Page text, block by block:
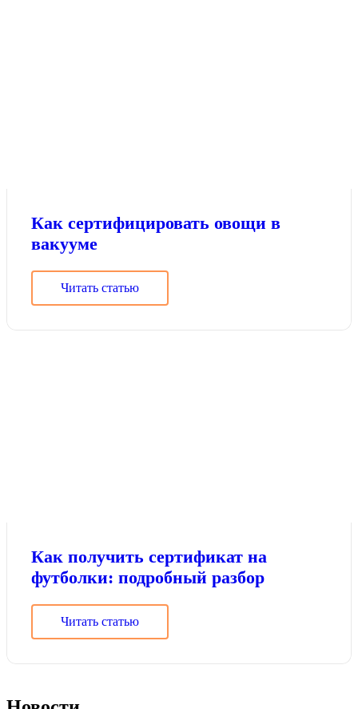
Как сертифицировать овощи в
вакууме
Читать статью
Как получить сертификат на
футболки: подробный разбор
Читать статью